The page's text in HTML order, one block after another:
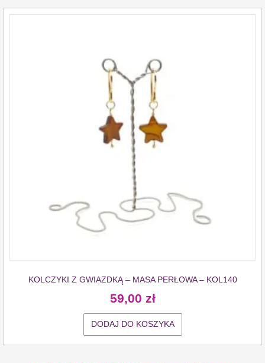
KOLCZYKI Z GWIAZDKĄ – MASA PERŁOWA – KOL140
59,00 zł
DODAJ DO KOSZYKA